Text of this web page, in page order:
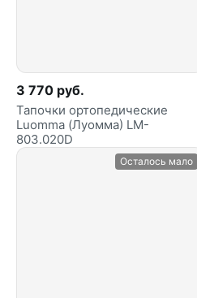
3 770 руб.
Тапочки ортопедические
Luomma (Луомма) LM-
803.020D
Осталось мало